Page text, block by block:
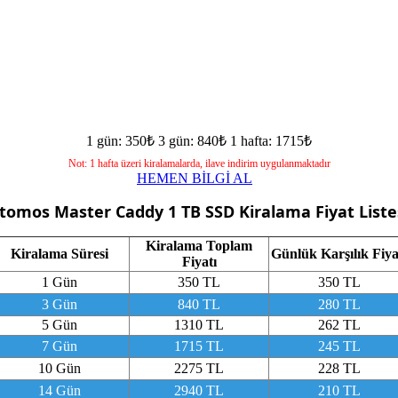
1 gün: 350₺ 3 gün: 840₺ 1 hafta: 1715₺
Not: 1 hafta üzeri kiralamalarda, ilave indirim uygulanmaktadır
HEMEN BİLGİ AL
Master Caddy 1 TB SSD Kiralama Fiyat
Kiralama Süresi
Kiralama Toplam
Fiyatı
Günlük Karşılık
1 Gün
350 TL
350 TL
3 Gün
840 TL
280 TL
5 Gün
1310 TL
262 TL
7 Gün
1715 TL
245 TL
10 Gün
2275 TL
228 TL
14 Gün
2940 TL 210 TL